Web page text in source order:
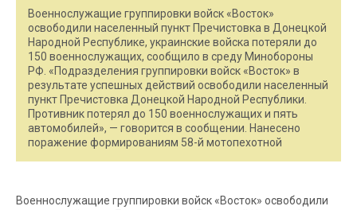
Военнослужащие группировки войск «Восток»
освободили населенный пункт Пречистовка в Донецкой
Народной Республике, украинские войска потеряли до
150 военнослужащих, сообщило в среду Минобороны
РФ. «Подразделения группировки войск «Восток» в
результате успешных действий освободили населенный
пункт Пречистовка Донецкой Народной Республики.
Противник потерял до 150 военнослужащих и пять
автомобилей», — говорится в сообщении. Нанесено
поражение формированиям 58-й мотопехотной
Военнослужащие группировки войск «Восток» освободили